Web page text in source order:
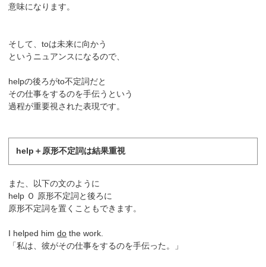
意味になります。
そして、toは未来に向かう
というニュアンスになるので、
helpの後ろがto不定詞だと
その仕事をするのを手伝うという
過程が重要視された表現です。
help＋原形不定詞は結果重視
また、以下の文のように
help Ｏ 原形不定詞と後ろに
原形不定詞を置くこともできます。
I helped himdo the work.
「私は、彼がその仕事をするのを手伝った。」